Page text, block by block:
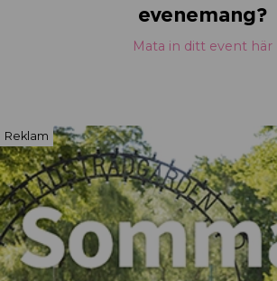
evenemang?
Mata in ditt event här
Reklam